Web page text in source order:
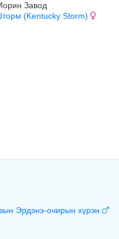
Завод
(Kentucky Storm)
Эрдэнэ-очирын хүрэн